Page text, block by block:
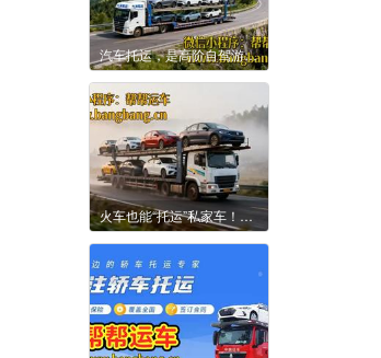
汽车托运，是高阶自驾游的智慧选择‌
火车也能“托运”私家车！打开12306这样操作